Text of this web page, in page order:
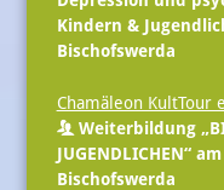
Kindern &
Bischofswerda
Chamäleon KultTour
Weiterbildung
JUGENDLICHEN“
Bischofswerda